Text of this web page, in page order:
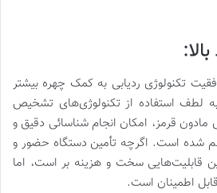
تکنولوژی ردیابی به کمک چهره بیشتر
لطف استفاده از تکنولوژی‌های تشخیص
قرمز، امکان انجام شناسائی دقیق و
شده است. اگرچه تأمین دستگاه حضور و
قابلیت‌هایی سخت و هزینه بر است، اما
اطمینان است.